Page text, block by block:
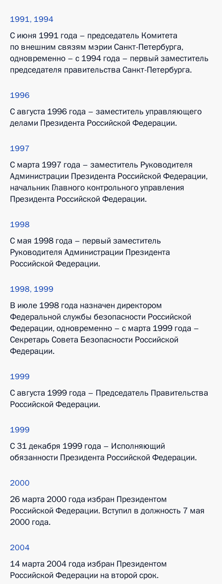
1991, 1994
С июня 1991 года – председатель Комитета
по внешним связям мэрии Санкт-Петербурга,
одновременно – с 1994 года – первый заместитель
председателя правительства Санкт-Петербурга.
1996
С августа 1996 года – заместитель управляющего
делами Президента Российской Федерации.
1997
С марта 1997 года – заместитель Руководителя
Администрации Президента Российской Федерации,
начальник Главного контрольного управления
Президента Российской Федерации.
1998
С мая 1998 года – первый заместитель
Руководителя Администрации Президента
Российской Федерации.
1998, 1999
В июле 1998 года назначен директором
Федеральной службы безопасности Российской
Федерации, одновременно – с марта 1999 года –
Секретарь Совета Безопасности Российской
Федерации.
1999
С августа 1999 года – Председатель Правительства
Российской Федерации.
1999
С 31 декабря 1999 года – Исполняющий
обязанности Президента Российской Федерации.
2000
26 марта 2000 года избран Президентом
Российской Федерации. Вступил в должность 7 мая
2000 года.
2004
14 марта 2004 года избран Президентом
Российской Федерации на второй срок.